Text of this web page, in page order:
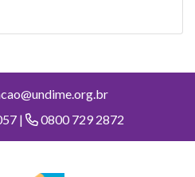
|
0800 729 2872